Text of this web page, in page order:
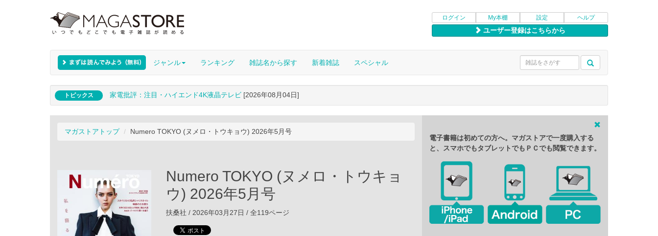
ログイン My本棚 設定 ヘルプ
ユーザー登録はこちらから
ジャンル ランキング 雑誌名から探す 新着雑誌 スペシャル
トピックス 家電批評：注目・ハイエンド4K液晶テレビ [2026年08月04日]
マガストアトップ Numero TOKYO (ヌメロ・トウキョウ) 2026年5月号
Numero TOKYO (ヌメロ・トウキョ
ウ) 2026年5月号
扶桑社 / 2026年03月27日 / 全119ページ
電子書籍は初めての方へ。マガストアで一度購入する
と、スマホでもタブレットでもＰＣでも閲覧できます。